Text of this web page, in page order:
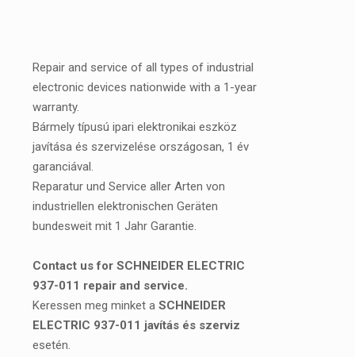
Repair and service of all types of industrial
electronic devices nationwide with a 1-year
warranty.
Bármely típusú ipari elektronikai eszköz
javítása és szervizelése országosan, 1 év
garanciával.
Reparatur und Service aller Arten von
industriellen elektronischen Geräten
bundesweit mit 1 Jahr Garantie.
Contact us for SCHNEIDER ELECTRIC
937-011 repair and service.
Keressen meg minket a SCHNEIDER
ELECTRIC 937-011 javítás és szerviz
esetén.